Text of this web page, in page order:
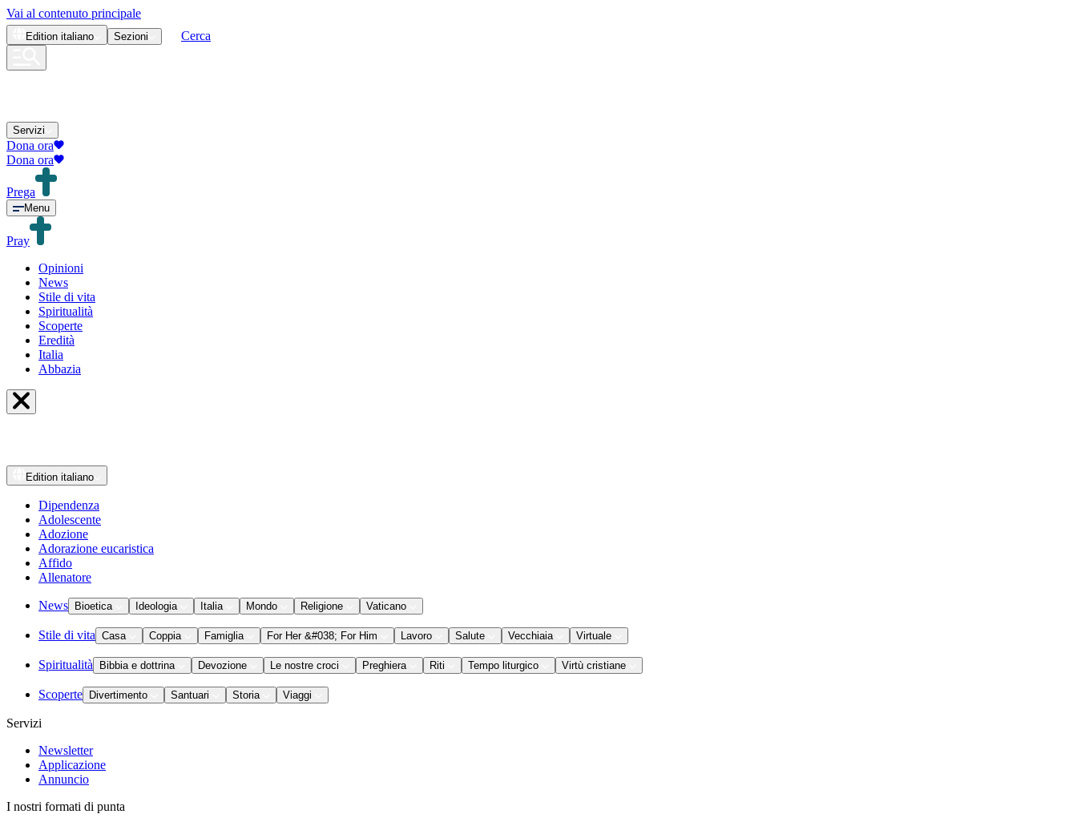
Vai al contenuto principale
Edition italiano Sezioni Cerca
Servizi
Dona ora
Dona ora
Prega
Menu
Pray
Opinioni
News
Stile di vita
Spiritualità
Scoperte
Eredità
Italia
Abbazia
Edition italiano
Dipendenza
Adolescente
Adozione
Adorazione eucaristica
Affido
Allenatore
News Bioetica Ideologia Italia Mondo Religione Vaticano
Stile di vita Casa Coppia Famiglia For Her &#038; For Him Lavoro Salute Vecchiaia Virtuale
Spiritualità Bibbia e dottrina Devozione Le nostre croci Preghiera Riti Tempo liturgico Virtù cristiane
Scoperte Divertimento Santuari Storia Viaggi
Servizi
Newsletter
Applicazione
Annuncio
I nostri formati di punta